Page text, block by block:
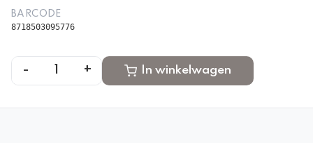
BARCODE
8718503095776
- + In winkelwagen